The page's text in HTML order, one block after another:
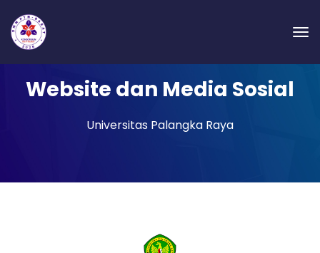
Website dan Media Sosial
Universitas Palangka Raya